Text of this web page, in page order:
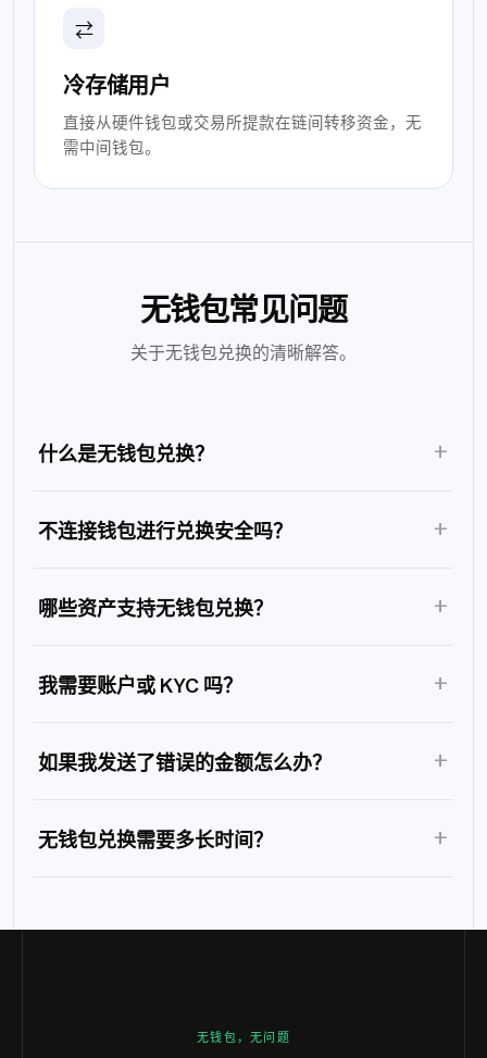
⇄
冷存储用户
直接从硬件钱包或交易所提款在链间转移资金，无
需中间钱包。
无钱包常见问题
关于无钱包兑换的清晰解答。
什么是无钱包兑换？ +
不连接钱包进行兑换安全吗？ +
哪些资产支持无钱包兑换？ +
我需要账户或 KYC 吗？ +
如果我发送了错误的金额怎么办？ +
无钱包兑换需要多长时间？ +
无钱包，无问题